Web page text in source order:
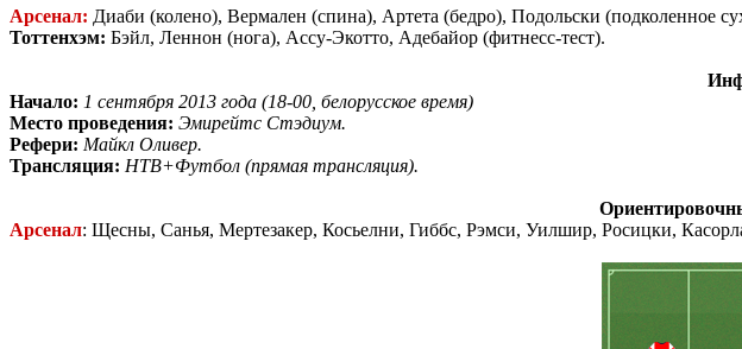
Арсенал: Диаби (колено), Вермален (спина), Артета (бедро), Подольски (подколенное
Тоттенхэм: Бэйл, Леннон (нога), Ассу-Экотто, Адебайор (фитнесс-тест).
Начало: 1 сентября 2013 года (18-00, белорусское время)
Место проведения: Эмирейтс Стэдиум.
Рефери: Майкл Оливер.
Трансляция: НТВ+Футбол (прямая трансляция).
Арсенал: Щесны, Санья, Мертезакер, Косьелни, Гиббс, Рэмси, Уилшир, Росицки,